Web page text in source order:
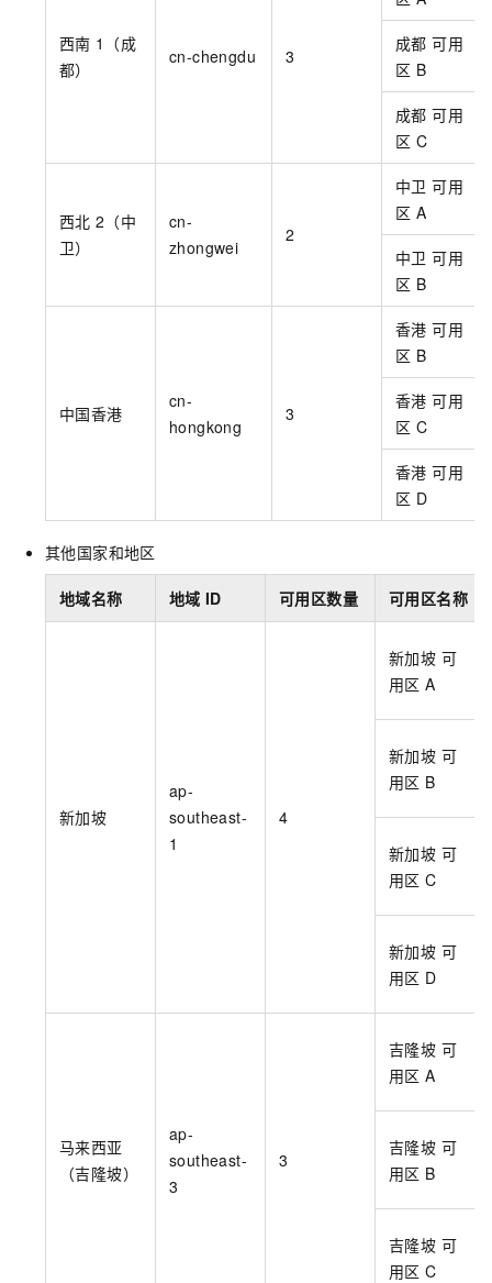
西南 1（成
都）
cn-chengdu 3
成都 可用
区 B
成都 可用
区 C
西北 2（中
卫）
cn-
zhongwei
2
中卫 可用
区 A
中卫 可用
区 B
中国香港
cn-
hongkong
3
香港 可用
区 B
香港 可用
区 C
香港 可用
区 D
其他国家和地区
地域名称 地域 ID 可用区数量 可用区名称
新加坡
ap-
southeast-
1
4
新加坡 可
用区 A
新加坡 可
用区 B
新加坡 可
用区 C
新加坡 可
用区 D
马来西亚
（吉隆坡）
ap-
southeast-
3
3
吉隆坡 可
用区 A
吉隆坡 可
用区 B
吉隆坡 可
用区 C